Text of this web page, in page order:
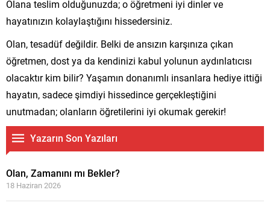
Olana teslim olduğunuzda; o öğretmeni iyi dinler ve
hayatınızın kolaylaştığını hissedersiniz.
Olan, tesadüf değildir. Belki de ansızın karşınıza çıkan
öğretmen, dost ya da kendinizi kabul yolunun aydınlatıcısı
olacaktır kim bilir? Yaşamın donanımlı insanlara hediye ittiği
hayatın, sadece şimdiyi hissedince gerçekleştiğini
unutmadan; olanların öğretilerini iyi okumak gerekir!
Yazarın Son Yazıları
Olan, Zamanını mı Bekler?
18 Haziran 2026